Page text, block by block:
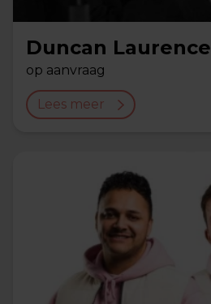
Duncan Laurence
op aanvraag
Lees meer